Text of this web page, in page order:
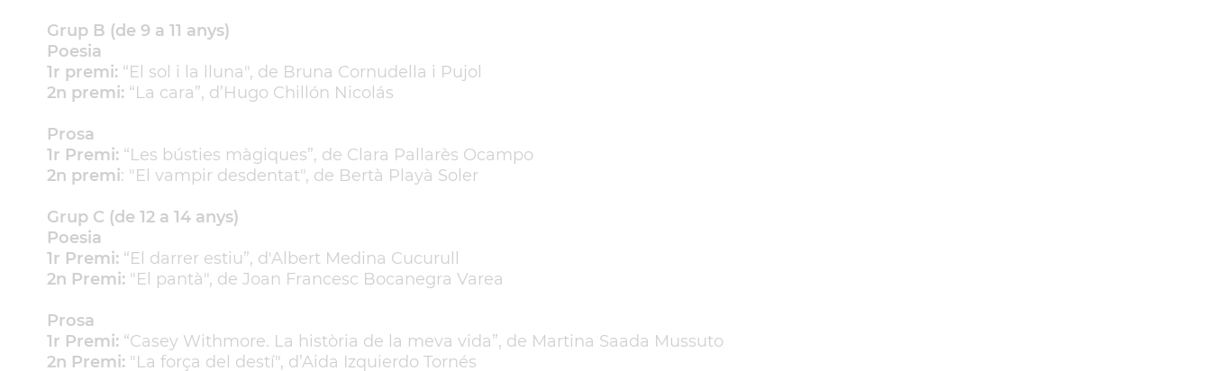
Grup B (de 9 a 11 anys)
Poesia
1r premi: “El sol i la lluna", de Bruna Cornudella i Pujol
2n premi: “La cara”, d’Hugo Chillón Nicolás
Prosa
1r Premi: “Les bústies màgiques”, de Clara Pallarès Ocampo
2n premi: "El vampir desdentat", de Bertà Playà Soler
Grup C (de 12 a 14 anys)
Poesia
1r Premi: “El darrer estiu”, d'Albert Medina Cucurull
2n Premi: "El pantà", de Joan Francesc Bocanegra Varea
Prosa
1r Premi: “Casey Withmore. La història de la meva vida”, de Martina Saada Mussuto
2n Premi: "La força del destí", d’Aida Izquierdo Tornés